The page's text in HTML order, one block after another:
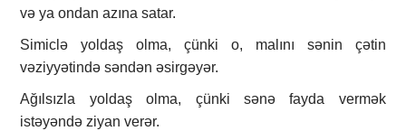
və ya ondan azına satar.
Simiclə yoldaş olma, çünki o, malını sənin çətin
vəziyyətində səndən əsirgəyər.
Ağılsızla yoldaş olma, çünki sənə fayda vermək
istəyəndə ziyan verər.